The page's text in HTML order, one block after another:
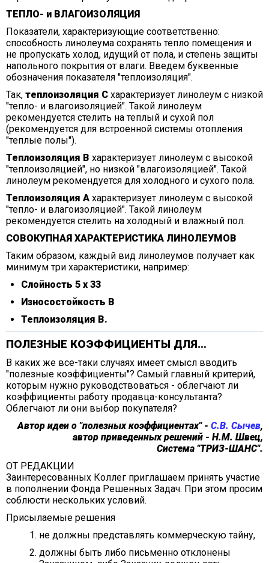
ТЕПЛО- и ВЛАГОИЗОЛЯЦИЯ
Показатели, характеризующие соответственно:
способность линолеума сохранять тепло помещения и
не пропускать холод, идущий от пола, и степень защиты
напольного покрытия от влаги. Введем буквенные
обозначения показателя "теплоизоляция".
Так, теплоизоляция С характеризует линолеум с низкой
"тепло- и влагоизоляцией". Такой линолеум
рекомендуется стелить на теплый и сухой пол
(рекомендуется для встроенной системы отопления
"теплые полы").
Теплоизоляция В характеризует линолеум с высокой
"теплоизоляцией", но низкой "влагоизоляцией". Такой
линолеум рекомендуется для холодного и сухого пола.
Теплоизоляция А характеризует линолеум с высокой
"тепло- и влагоизоляцией". Такой линолеум
рекомендуется стелить на холодный и влажный пол.
СОВОКУПНАЯ ХАРАКТЕРИСТИКА ЛИНОЛЕУМОВ
Таким образом, каждый вид линолеумов получает как
минимум три характеристики, например:
Слойность 5 х 33
Износостойкость В
Теплоизоляция В.
ПОЛЕЗНЫЕ КОЭФФИЦИЕНТЫ ДЛЯ…
В каких же все-таки случаях имеет смысл вводить
"полезные коэффициенты"? Самый главный критерий,
которым нужно руководствоваться - облегчают ли
коэффициенты работу продавца-консультанта?
Облегчают ли они выбор покупателя?
Автор идеи о "полезных коэффициентах" - С.В. Сычев,
автор приведенных решений - Н.М. Швец,
Система "ТРИЗ-ШАНС".
ОТ РЕДАКЦИИ
Заинтересованных Коллег приглашаем принять участие
в пополнении Фонда Решенных Задач. При этом просим
соблюсти нескольких условий.
Присылаемые решения
не должны представлять коммерческую тайну,
должны быть либо письменно отклонены